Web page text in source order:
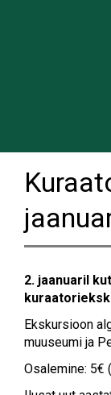
2. jaanuaril
Ekskursioon
muuseumi ja
Osalemine: 5€